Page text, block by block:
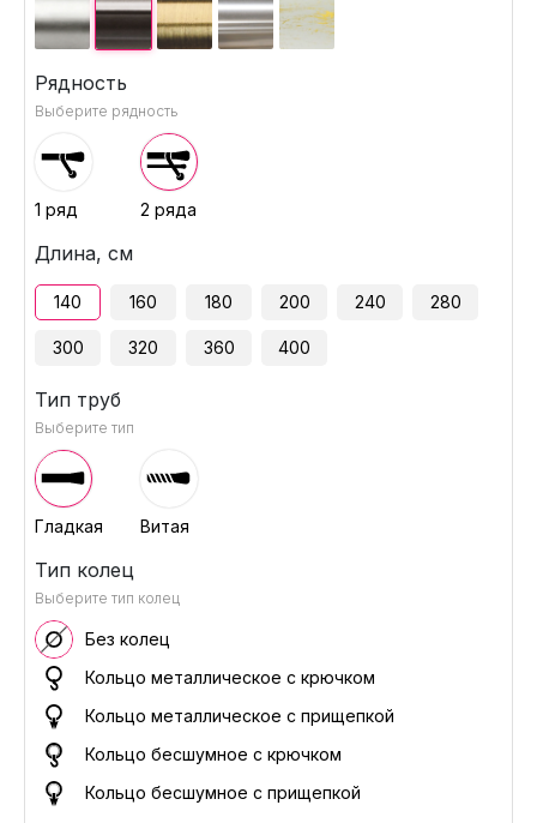
Рядность
Выберите рядность
1 ряд 2 ряда
Длина, см
140 160 180 200 240 280
300 320 360 400
Тип труб
Выберите тип
Гладкая Витая
Тип колец
Выберите тип колец
Без колец
Кольцо металлическое с крючком
Кольцо металлическое с прищепкой
Кольцо бесшумное с крючком
Кольцо бесшумное с прищепкой